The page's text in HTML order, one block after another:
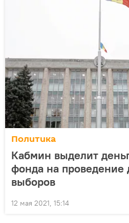
Политика
Кабмин выделит
фонда на проведение
выборов
12 мая 2021, 15:14